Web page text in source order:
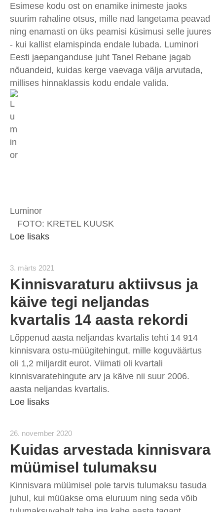
Esimese kodu ost on enamike inimeste jaoks
suurim rahaline otsus, mille nad langetama peavad
ning enamasti on üks peamisi küsimusi selle juures
- kui kallist elamispinda endale lubada. Luminori
Eesti jaepanganduse juht Tanel Rebane jagab
nõuandeid, kuidas kerge vaevaga välja arvutada,
millises hinnaklassis kodu endale valida.
Luminor
FOTO: KRETEL KUUSK
Loe lisaks
3. märts 2021
Kinnisvaraturu aktiivsus ja
käive tegi neljandas
kvartalis 14 aasta rekordi
Lõppenud aasta neljandas kvartalis tehti 14 914
kinnisvara ostu-müügitehingut, mille koguväärtus
oli 1,2 miljardit eurot. Viimati oli kvartali
kinnisvaratehingute arv ja käive nii suur 2006.
aasta neljandas kvartalis.
Loe lisaks
26. november 2020
Kuidas arvestada kinnisvara
müümisel tulumaksu
Kinnisvara müümisel pole tarvis tulumaksu tasuda
juhul, kui müüakse oma eluruum ning seda võib